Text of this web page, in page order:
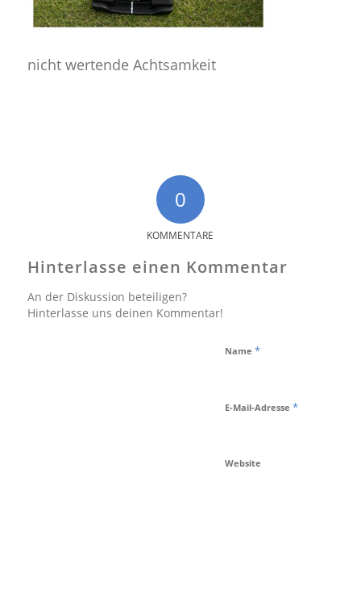
nicht wertende Achtsamkeit
0
KOMMENTARE
Hinterlasse einen Kommentar
An der Diskussion beteiligen?
Hinterlasse uns deinen Kommentar!
Name *
E-Mail-Adresse *
Website